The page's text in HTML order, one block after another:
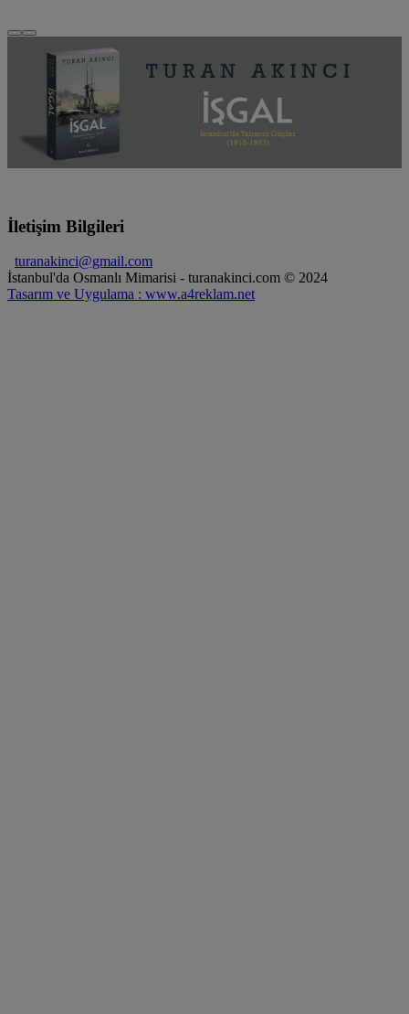
İletişim Bilgileri
turanakinci@gmail.com
İstanbul'da Osmanlı Mimarisi - turanakinci.com © 2024
Tasarım ve Uygulama : www.a4reklam.net